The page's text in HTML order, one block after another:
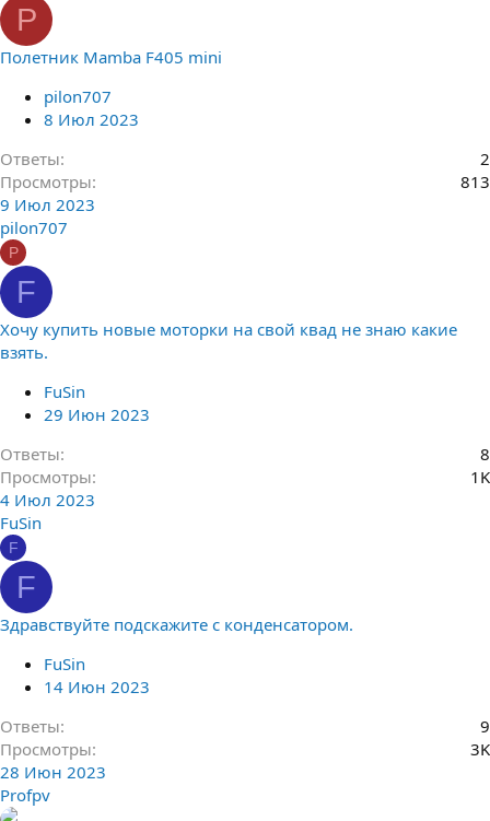
P
Полетник Mamba F405 mini
pilon707
8 Июл 2023
Ответы
2
Просмотры
813
9 Июл 2023
pilon707
P
F
Хочу купить новые моторки на свой квад не знаю какие
взять.
FuSin
29 Июн 2023
Ответы
8
Просмотры
1K
4 Июл 2023
FuSin
F
F
Здравствуйте подскажите с конденсатором.
FuSin
14 Июн 2023
Ответы
9
Просмотры
3K
28 Июн 2023
Profpv